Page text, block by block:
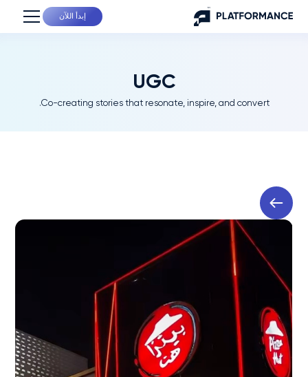
إبدأ اللآن
UGC
Co-creating stories that resonate, inspire, and convert.